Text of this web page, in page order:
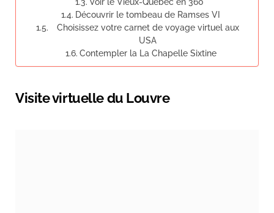
Découvrir le tombeau de Ramses VI
Choisissez votre carnet de voyage virtuel aux
USA
Contempler la La Chapelle Sixtine
Visite virtuelle du Louvre